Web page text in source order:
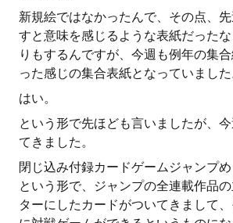
新規絵ではなかったんで、その点、
すと意味を感じるような表紙だった
りもするんですが、今週も例年の集
った感じの集合表紙となっていました
はい。
という形で先ほども言いましたが、
てきました。
閉じ込み付録カードゲームジャンプ
という形で、ジャンプの全連載作品
ターにしたカードがついてきまして